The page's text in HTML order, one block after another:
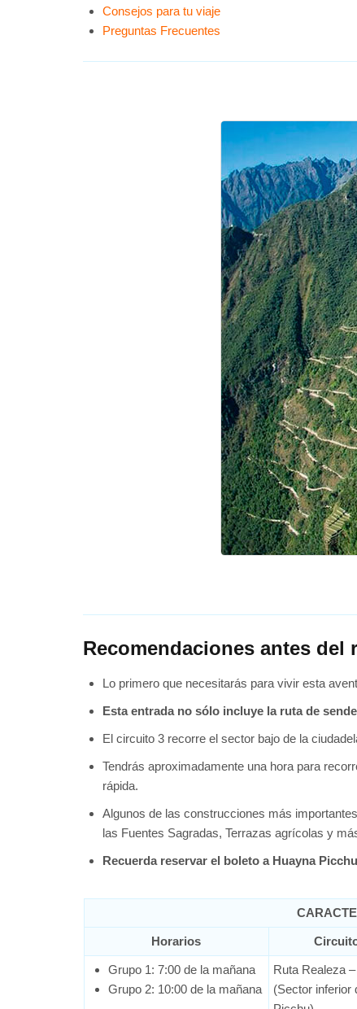
Consejos para tu viaje
Preguntas Frecuentes
Recomendaciones antes del
Lo primero que necesitarás para vivir esta
Esta entrada no sólo incluye la ruta de
El circuito 3 recorre el sector bajo de la
Tendrás aproximadamente una hora para
rápida.
Algunos de las construcciones más
las Fuentes Sagradas, Terrazas agrícolas y
Recuerda reservar el boleto a Huayna
Horarios
Grupo 1: 7:00 de la mañana
Grupo 2: 10:00 de la mañana
Ruta Realeza
(Sector inferior